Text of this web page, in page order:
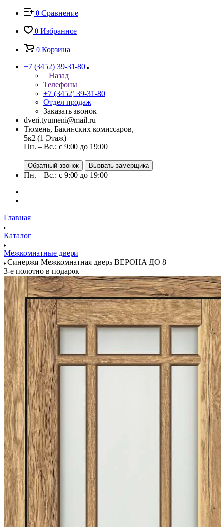
0 Сравнение
0 Избранное
0 Корзина
+7 (3452) 39-31-80
Назад
Телефоны
+7 (3452) 39-31-80
Отдел продаж
Заказать звонок
dveri.tyumeni@mail.ru
Тюмень, Бакинских комиссаров,
5к2 (1 Этаж)
Пн. – Вс.: с 9:00 до 19:00
Обратный звонок Вызвать замерщика
Пн. – Вс.: с 9:00 до 19:00
Главная
Каталог
Межкомнатные двери
Синержи Межкомнатная дверь ВЕРОНА ДО 8
3-е полотно в подарок